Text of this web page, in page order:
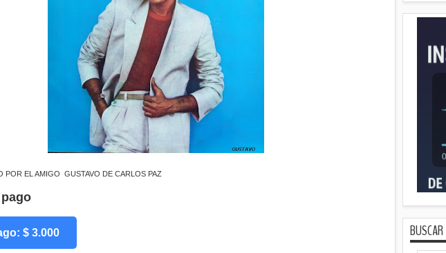
POR EL AMIGO GUSTAVO DE CARLOS PAZ
$ 3.000 BUSCAR